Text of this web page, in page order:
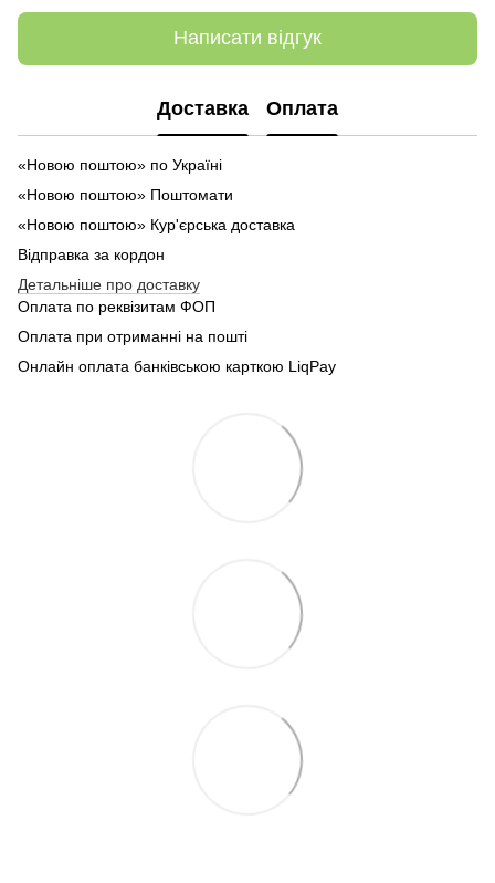
Написати відгук
Доставка Оплата
«Новою поштою» по Україні
«Новою поштою» Поштомати
«Новою поштою» Кур'єрська доставка
Відправка за кордон
Детальніше про доставку
Оплата по реквізитам ФОП
Оплата при отриманні на пошті
Онлайн оплата банківською карткою LiqPay